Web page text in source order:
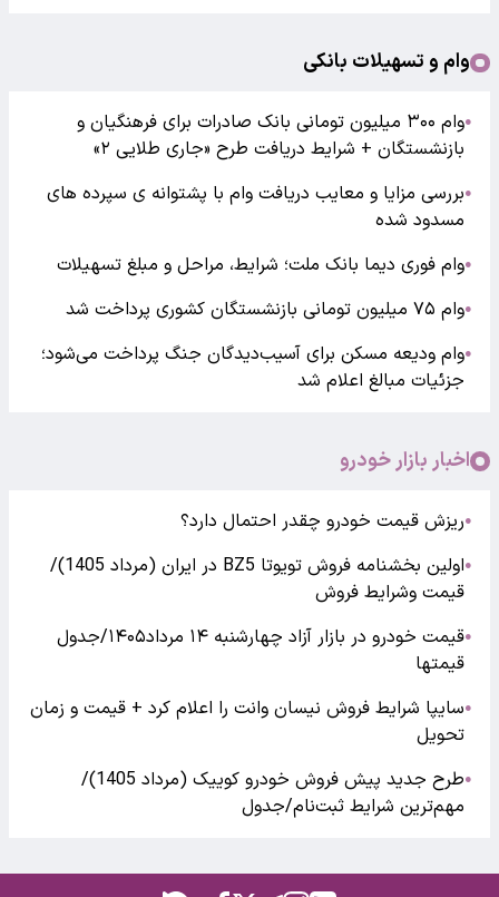
وام و تسهیلات بانکی
●
وام ۳۰۰ میلیون تومانی بانک صادرات برای فرهنگیان و
بازنشستگان + شرایط دریافت طرح «جاری طلایی ۲»
●بررسی مزایا و معایب دریافت وام با پشتوانه ی سپرده های
مسدود شده
●وام فوری دیما بانک ملت؛ شرایط، مراحل و مبلغ تسهیلات
●وام ۷۵ میلیون تومانی بازنشستگان کشوری پرداخت شد
●وام ودیعه مسکن برای آسیب‌دیدگان جنگ پرداخت می‌شود؛
جزئیات مبالغ اعلام شد
اخبار بازار خودرو
●ریزش قیمت خودرو چقدر احتمال دارد؟
●
اولین بخشنامه فروش تویوتا BZ5 در ایران (مرداد 1405)/
قیمت وشرایط فروش
●
قیمت خودرو در بازار آزاد چهارشنبه ۱۴ مرداد۱۴۰۵/جدول
قیمتها
●سایپا شرایط فروش نیسان وانت را اعلام کرد + قیمت و زمان
تحویل
●
طرح جدید پیش فروش خودرو کوییک (مرداد 1405)/
مهم‌ترین شرایط ثبت‌نام/جدول